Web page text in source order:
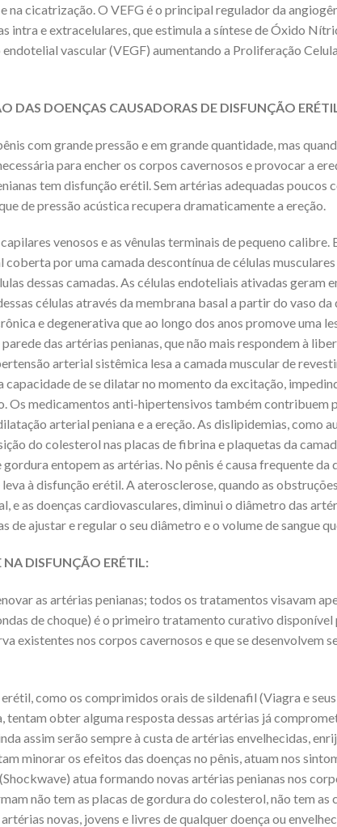
na cicatrização. O VEFG é o principal regulador da
intra e extracelulares, que estimula a síntese de Óxido
vascular (VEGF) aumentando a Proliferação
DAS DOENÇAS CAUSADORAS DE DISFUNÇÃO
com grande pressão e em grande quantidade, mas
para encher os corpos cavernosos e provocar a
tem disfunção erétil. Sem artérias adequadas poucos
de pressão acústica recupera dramaticamente a ereção.
venosos e as vênulas terminais de pequeno calibre.
por uma camada descontínua de células
dessas camadas. As células endoteliais ativadas
células através da membrana basal a partir do vaso
e degenerativa que ao longo dos anos promove uma
das artérias penianas, que não mais respondem à
arterial sistêmica lesa a camada muscular de
de se dilatar no momento da excitação,
Os medicamentos anti-hipertensivos também
arterial peniana e a ereção. As dislipidemias, como
do colesterol nas placas de fibrina e plaquetas da
entopem as artérias. No pênis é causa frequente
à disfunção erétil. A aterosclerose, quando as
e as doenças cardiovasculares, diminui o diâmetro das
ajustar e regular o seu diâmetro e o volume de sangue
DISFUNÇÃO ERÉTIL:
as artérias penianas; todos os tratamentos visavam
de choque) é o primeiro tratamento curativo
existentes nos corpos cavernosos e que se desenvolvem
como os comprimidos orais de sildenafil (Viagra e
obter alguma resposta dessas artérias já
assim serão sempre à custa de artérias envelhecidas,
minorar os efeitos das doenças no pênis, atuam nos
atua formando novas artérias penianas nos
não tem as placas de gordura do colesterol, não tem
novas, jovens e livres de qualquer doença ou